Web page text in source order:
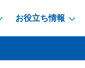
お役立ち情報